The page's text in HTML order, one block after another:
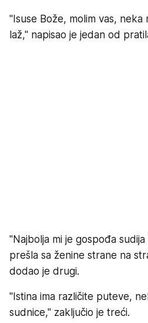
"Isuse Bože, molim vas,
laž," napisao je jedan od
"Najbolja mi je gospođa
prešla sa ženine strane na
dodao je drugi.
"Istina ima različite puteve,
sudnice," zaključio je treći.